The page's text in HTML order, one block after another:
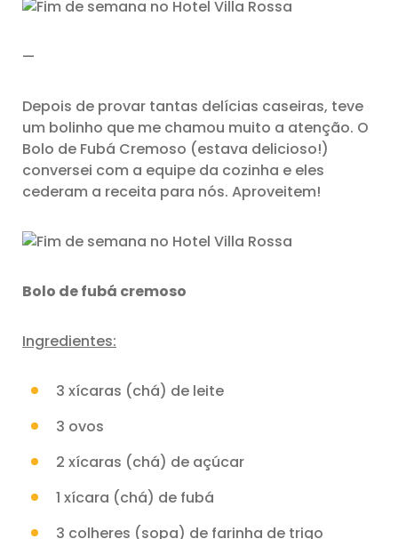
—
Depois de provar tantas delícias caseiras, teve
um bolinho que me chamou muito a atenção. O
Bolo de Fubá Cremoso (estava delicioso!)
conversei com a equipe da cozinha e eles
cederam a receita para nós. Aproveitem!
Bolo de fubá cremoso
Ingredientes:
3 xícaras (chá) de leite
3 ovos
2 xícaras (chá) de açúcar
1 xícara (chá) de fubá
3 colheres (sopa) de farinha de trigo